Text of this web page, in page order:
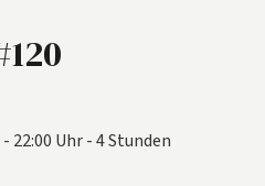
22:00 Uhr - 4 Stunden